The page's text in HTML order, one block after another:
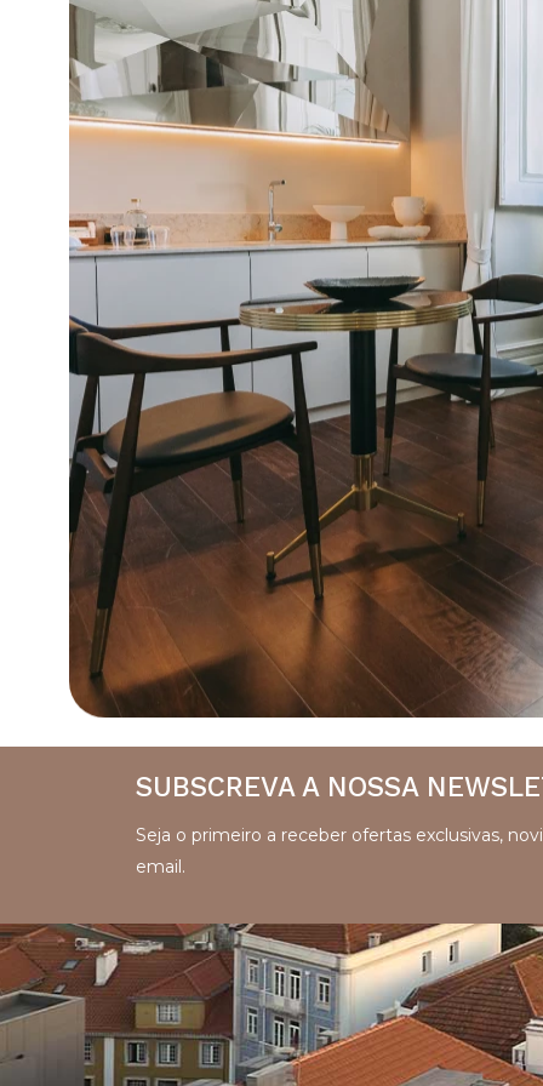
SUBSCREVA A NOSSA
Seja o primeiro a receber ofertas exclusivas,
email.